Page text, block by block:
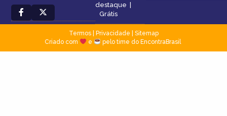
destaque |
Grátis
Termos| Privacidade
Sitemap
Criado com
e pelo time do EncontraBrasil